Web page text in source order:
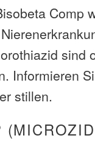
Comp
sind
Informieren
stillen.